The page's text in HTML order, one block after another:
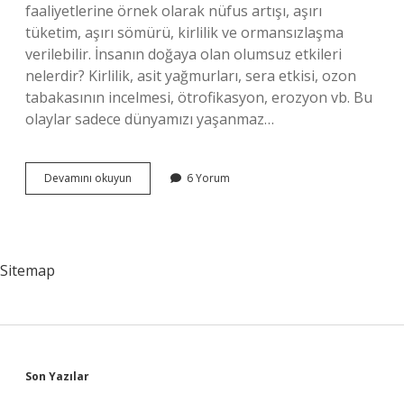
faaliyetlerine örnek olarak nüfus artışı, aşırı
tüketim, aşırı sömürü, kirlilik ve ormansızlaşma
verilebilir. İnsanın doğaya olan olumsuz etkileri
nelerdir? Kirlilik, asit yağmurları, sera etkisi, ozon
tabakasının incelmesi, ötrofikasyon, erozyon vb. Bu
olaylar sadece dünyamızı yaşanmaz…
Devamını okuyun
Doğaya
6 Yorum
Sitemap
Sidebar
Son Yazılar